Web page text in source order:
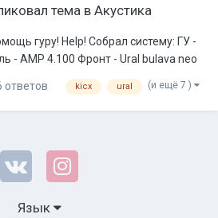
тема вАкустика
гуру! Help! Собрал систему: ГУ -
- AMP 4.100 Фронт - Ural bulava neo
штатная акустика, работает от
подключён в мост к усилу Провода
ответов kicx ural (и ещё 7 )
Язык